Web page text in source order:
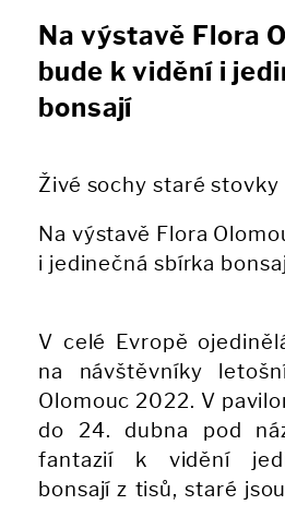
Na výstavě Flora
bude k vidění i
bonsají
Živé sochy staré stovky
Na výstavě Flora
i jedinečná sbírka
V celé Evropě
na návštěvníky
Olomouc 2022. V
do 24. dubna pod
fantazií k vidění
bonsají z tisů, staré